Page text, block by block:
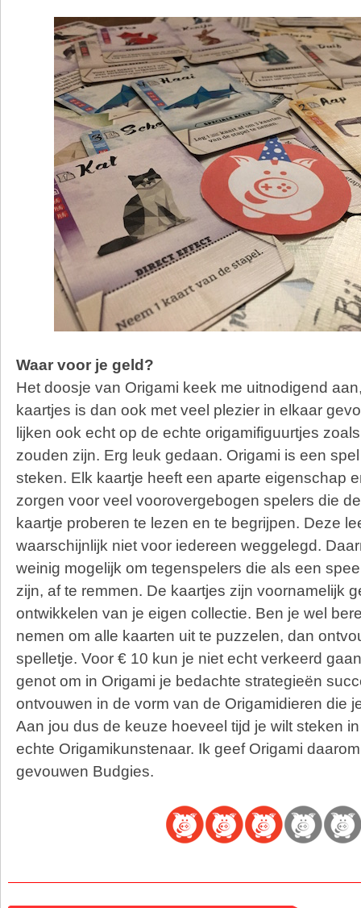
Waar voor je geld?
Het doosje van Origami keek me uitnodigend
kaartjes is dan ook met veel plezier in elkaar
lijken ook echt op de echte origamifiguurtjes
zouden zijn. Erg leuk gedaan. Origami is een
steken. Elk kaartje heeft een aparte eigenschap
zorgen voor veel voorovergebogen spelers die
kaartje proberen te lezen en te begrijpen. Deze
waarschijnlijk niet voor iedereen weggelegd.
weinig mogelijk om tegenspelers die als een
zijn, af te remmen. De kaartjes zijn voornamelijk
ontwikkelen van je eigen collectie. Ben je wel
nemen om alle kaarten uit te puzzelen, dan
spelletje. Voor € 10 kun je niet echt verkeerd
genot om in Origami je bedachte strategieën
ontvouwen in de vorm van de Origamidieren die
Aan jou dus de keuze hoeveel tijd je wilt steken
echte Origamikunstenaar. Ik geef Origami
gevouwen Budgies.